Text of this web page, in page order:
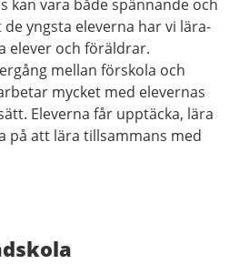
kan vara både spännande och
yngsta eleverna har vi lära-
elever och föräldrar.
mellan förskola och
mycket med elevernas
Eleverna får upptäcka, lära
på att lära tillsammans med